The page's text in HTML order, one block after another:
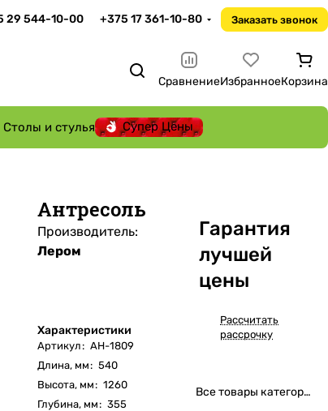
29 544-10-00 +375 17 361-10-80 Заказать звонок
СравнениеИзбранноеКорзина
Столы и стулья Супер Цены
Антресоль
Производитель:
Лером
Характеристики
Артикул: АН-1809
Длина, мм: 540
Высота, мм: 1260
Глубина, мм: 355
Гарантия
лучшей
цены
Рассчитать
рассрочку
Все товары категории